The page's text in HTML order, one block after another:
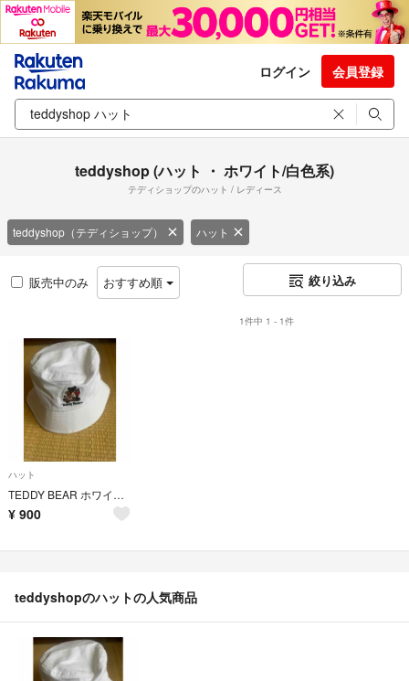
ログイン 会員登録
teddyshop (ハット ・ ホワイト/白色系)
テディショップのハット / レディース
teddyshop（テディショップ） ハット
販売中のみ おすすめ順 絞り込み
1件中 1 - 1件
ハット
TEDDY BEAR ホワイトハット
¥ 900
teddyshopのハットの人気商品